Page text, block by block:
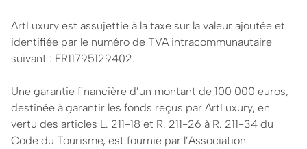
ArtLuxury est assujettie à la taxe sur la valeur ajoutée et
identifiée par le numéro de TVA intracommunautaire
suivant : FR11795129402.
Une garantie financière d’un montant de 100 000 euros,
destinée à garantir les fonds reçus par ArtLuxury, en
vertu des articles L. 211-18 et R. 211-26 à R. 211-34 du
Code du Tourisme, est fournie par l’Association